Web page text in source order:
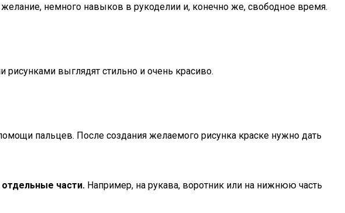
немного навыков в рукоделии и, конечно же, свободное время.
выглядят стильно и очень красиво.
пальцев. После создания желаемого рисунка краске нужно дать
части. Например, на рукава, воротник или на нижнюю часть